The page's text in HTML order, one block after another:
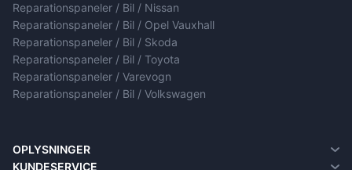
Reparationspaneler / Bil / Nissan
Reparationspaneler / Bil / Opel Vauxhall
Reparationspaneler / Bil / Skoda
Reparationspaneler / Bil / Toyota
Reparationspaneler / Varevogn
Reparationspaneler / Bil / Volkswagen
OPLYSNINGER
Om Os
KUNDESERVICE